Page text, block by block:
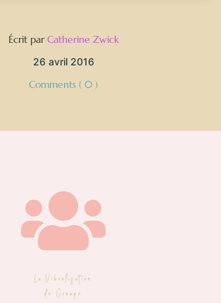
Écrit parCatherine Zwick
26 avril 2016
Comments ( 0 )

La Vibralisation
de Groupe